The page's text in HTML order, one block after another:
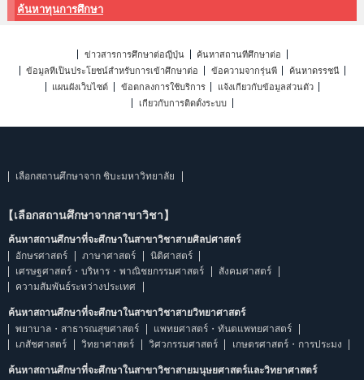
ค้นหาทุนการศึกษา
ข่าวสารการศึกษาต่อญี่ปุ่น
ค้นหาสถานที่ศึกษาต่อ
ข้อมูลที่เป็นประโยชน์สำหรับการเข้าศึกษาต่อ
ข้อความจากรุ่นพี่
ค้นหาดรรชนี
แผนผังเว็บไซต์
ข้อตกลงการใช้บริการ
แจ้งเกี่ยวกับข้อมูลส่วนตัว
เกี่ยวกับการติดตั้งระบบ
เลือกสถานศึกษาจาก ชิบะมหาวิทยาลัย
【เลือกสถานศึกษาจากสาขาวิชา】
ค้นหาสถานศึกษาที่จะศึกษาในสาขาวิชาสายศิลปศาสตร์
อักษรศาสตร์
ภาษาศาสตร์
นิติศาสตร์
เศรษฐศาสตร์・บริหาร・พาณิชยกรรมศาสตร์
สังคมศาสตร์
ความสัมพันธ์ระหว่างประเทศ
ค้นหาสถานศึกษาที่จะศึกษาในสาขาวิชาสายวิทยาศาสตร์
พยาบาล・สาธารณสุขศาสตร์
แพทยศาสตร์・ทันตแพทยศาสตร์
เภสัชศาสตร์
วิทยาศาสตร์ วิศวกรรมศาสตร์ เกษตรศาสตร์・การประมง
ค้นหาสถานศึกษาที่จะศึกษาในสาขาวิชาสายมนุษยศาสตร์และวิทยาศาสตร์